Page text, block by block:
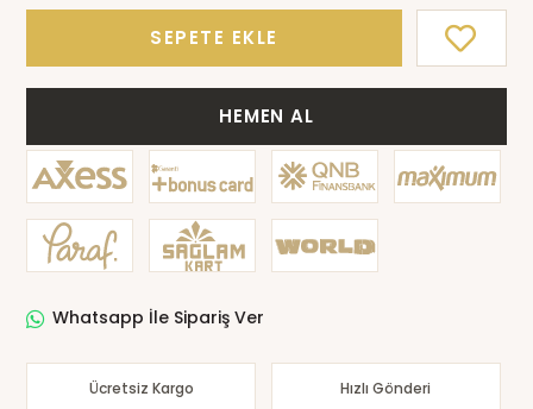
SEPETE EKLE
HEMEN AL
Whatsapp İle Sipariş Ver
Ücretsiz Kargo Hızlı Gönderi